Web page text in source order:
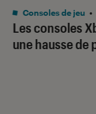
Les consoles
une hausse de
Consoles de jeu •